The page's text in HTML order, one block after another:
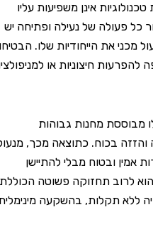
אינן משפיעות עליו
פעולה של נעילה ופתיחה יש
את הייחודיות שלו. הבטיחות
חיצוניות או למניפולציות
מחנות גבוהות
בכוח. כתוצאה מכך, מנעול
ובטוח מבלי להתיישן
לרוב תחזוקה פשוטה הכוללת
ללא תקלות, בהשקעה מינימלית